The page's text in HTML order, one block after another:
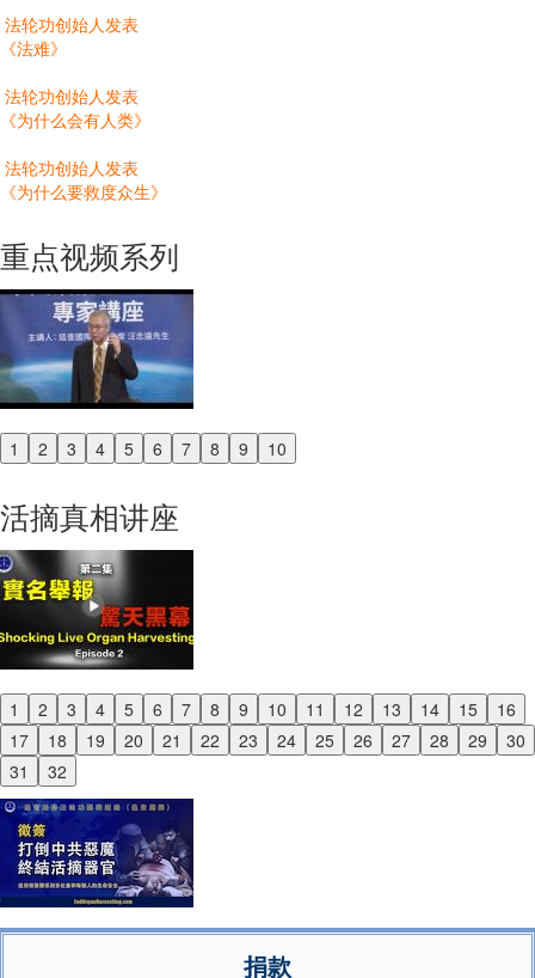
法轮功创始人发表
《法难》
法轮功创始人发表
《为什么会有人类》
法轮功创始人发表
《为什么要救度众生》
重点视频系列
1 2 3 4 5 6 7 8 9 10
Previous
活摘真相讲座
1 2 3 4 5 6 7 8 9 10 11 12 13 14 15
16
17
18 19 20 21 22 23 24 25 26 27 28 29
30
31
32
Previous
Next
捐款